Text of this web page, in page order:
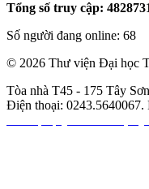
Tổng số truy cập:
Số người đang online: 68
© 2026 Thư viện Đại học
Tòa nhà T45 - 175 Tây
Điện thoại: 0243.5640067.